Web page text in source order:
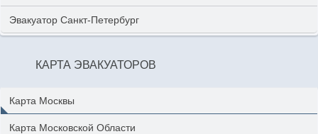
Эвакуатор Санкт-Петербург
КАРТА ЭВАКУАТОРОВ
Карта Москвы
Карта Московской Области